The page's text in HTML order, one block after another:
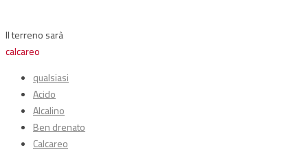
Il terreno sarà
calcareo
qualsiasi
Acido
Alcalino
Ben drenato
Calcareo